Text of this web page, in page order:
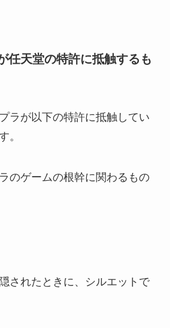
任天堂の特許に抵触するも
ラが以下の特許に抵触してい
。
のゲームの根幹に関わるもの
されたときに、シルエットで